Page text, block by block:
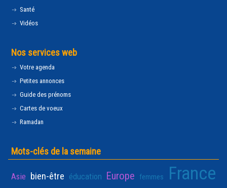
Santé
Vidéos
Nos services web
Votre agenda
Petites annonces
Guide des prénoms
Cartes de voeux
Ramadan
Mots-clés de la semaine
Asie bien-être éducation Europe femmes France